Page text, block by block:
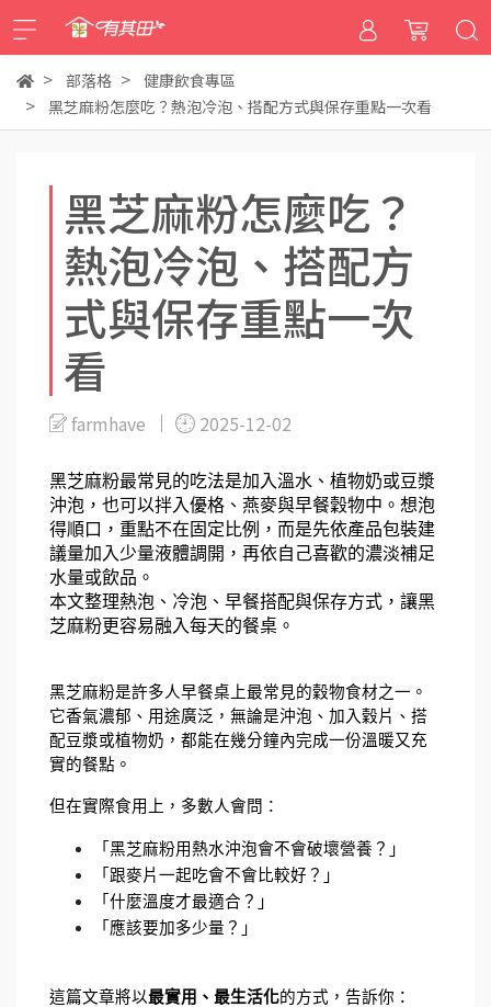
部落格
健康飲食專區
黑芝麻粉怎麼吃？熱泡冷泡、搭配方式與保存重點一次看
黑芝麻粉怎麼吃？
熱泡冷泡、搭配方
式與保存重點一次
看
farmhave 2025-12-02
黑芝麻粉最常見的吃法是加入溫水、植物奶或豆漿
沖泡，也可以拌入優格、燕麥與早餐穀物中。想泡
得順口，重點不在固定比例，而是先依產品包裝建
議量加入少量液體調開，再依自己喜歡的濃淡補足
水量或飲品。
本文整理熱泡、冷泡、早餐搭配與保存方式，讓黑
芝麻粉更容易融入每天的餐桌。
黑芝麻粉是許多人早餐桌上最常見的穀物食材之一。
它香氣濃郁、用途廣泛，無論是沖泡、加入穀片、搭
配豆漿或植物奶，都能在幾分鐘內完成一份溫暖又充
實的餐點。
但在實際食用上，多數人會問：
「黑芝麻粉用熱水沖泡會不會破壞營養？」
「跟麥片一起吃會不會比較好？」
「什麼溫度才最適合？」
「應該要加多少量？」
這篇文章將以最實用、最生活化的方式，告訴你：